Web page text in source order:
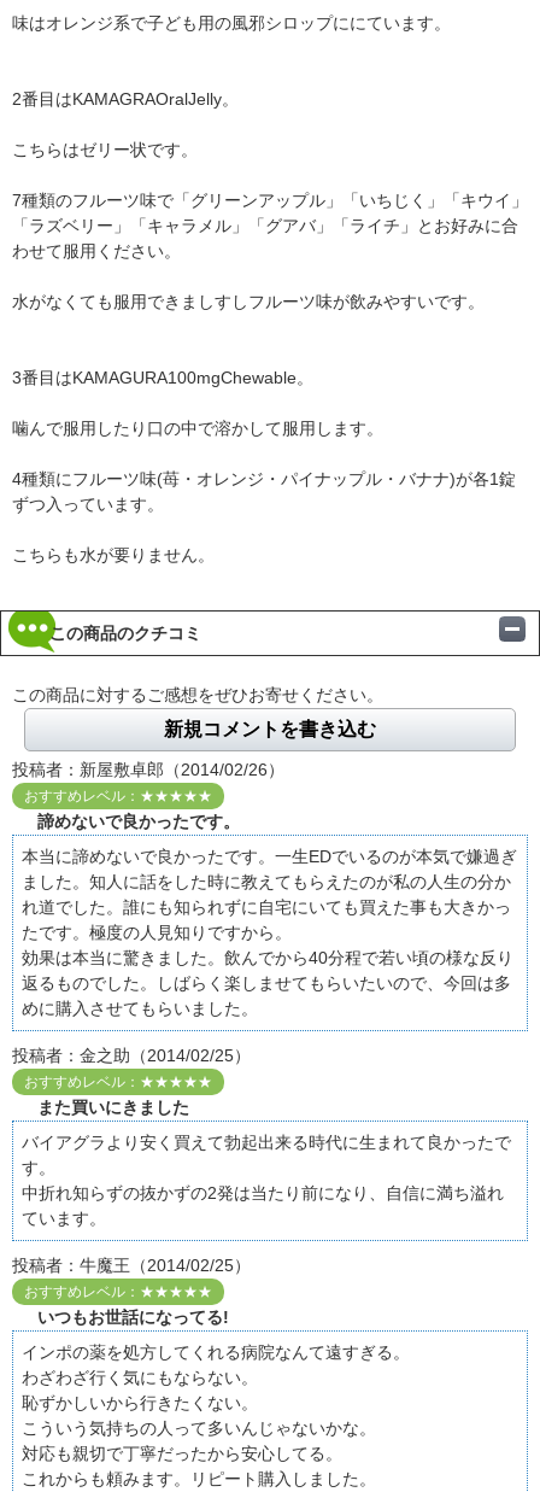
味はオレンジ系で子ども用の風邪シロップににています。
2番目はKAMAGRAOralJelly。
こちらはゼリー状です。
7種類のフルーツ味で「グリーンアップル」「いちじく」「キウイ」
「ラズベリー」「キャラメル」「グアバ」「ライチ」とお好みに合
わせて服用ください。
水がなくても服用できましすしフルーツ味が飲みやすいです。
3番目はKAMAGURA100mgChewable。
噛んで服用したり口の中で溶かして服用します。
4種類にフルーツ味(苺・オレンジ・パイナップル・バナナ)が各1錠
ずつ入っています。
こちらも水が要りません。
この商品のクチコミ
この商品に対するご感想をぜひお寄せください。
新規コメントを書き込む
投稿者：新屋敷卓郎（2014/02/26）
おすすめレベル：★★★★★
諦めないで良かったです。
本当に諦めないで良かったです。一生EDでいるのが本気で嫌過ぎ
ました。知人に話をした時に教えてもらえたのが私の人生の分か
れ道でした。誰にも知られずに自宅にいても買えた事も大きかっ
たです。極度の人見知りですから。
効果は本当に驚きました。飲んでから40分程で若い頃の様な反り
返るものでした。しばらく楽しませてもらいたいので、今回は多
めに購入させてもらいました。
投稿者：金之助（2014/02/25）
おすすめレベル：★★★★★
また買いにきました
バイアグラより安く買えて勃起出来る時代に生まれて良かったで
す。
中折れ知らずの抜かずの2発は当たり前になり、自信に満ち溢れ
ています。
投稿者：牛魔王（2014/02/25）
おすすめレベル：★★★★★
いつもお世話になってる!
インポの薬を処方してくれる病院なんて遠すぎる。
わざわざ行く気にもならない。
恥ずかしいから行きたくない。
こういう気持ちの人って多いんじゃないかな。
対応も親切で丁寧だったから安心してる。
これからも頼みます。リピート購入しました。